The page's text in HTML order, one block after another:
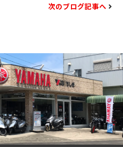
次のブログ記事へ